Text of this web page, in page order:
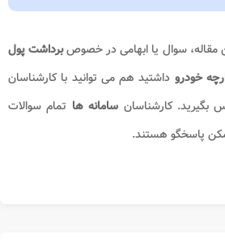
مقاله، سوال یا ابهامی در خصوصبرداشت پول
خودرو داشتید هم می توانید با کارشناسان
بگیرید. کارشناسان سامانه ها تمام سوالات
پاسخگو هستند.